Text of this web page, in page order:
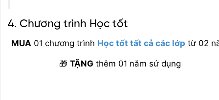
4. Chương trình Học tốt
MUA 01 chương trình Học tốt tất cả các lớp từ 02
🎁 TẶNG thêm 01 năm sử dụng